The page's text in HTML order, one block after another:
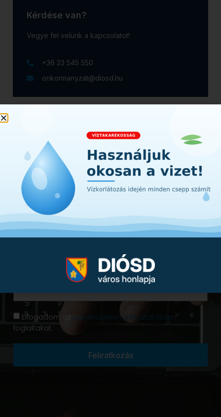
Kérdése van?
Vegye fel velünk a kapcsolatot!
+36 23 545 550
onkormanyzat@diosd.hu
Iratkozzon fel hírlevelünkre!
Értesüljön első kézből a városunkat érintő
hírekről, információkról. A lényeg Diósdról -
egyenesen a postafiókjába!
Elfogadom az adatkezelési tájékoztatóban
foglaltakat.
Feliratkozás